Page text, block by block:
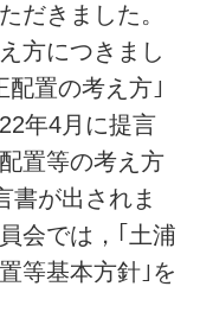
だきました。
方につきまし
配置の考え方｣
年4月に提言
置等の考え方
書が出されま
会では，｢土浦
等基本方針｣を